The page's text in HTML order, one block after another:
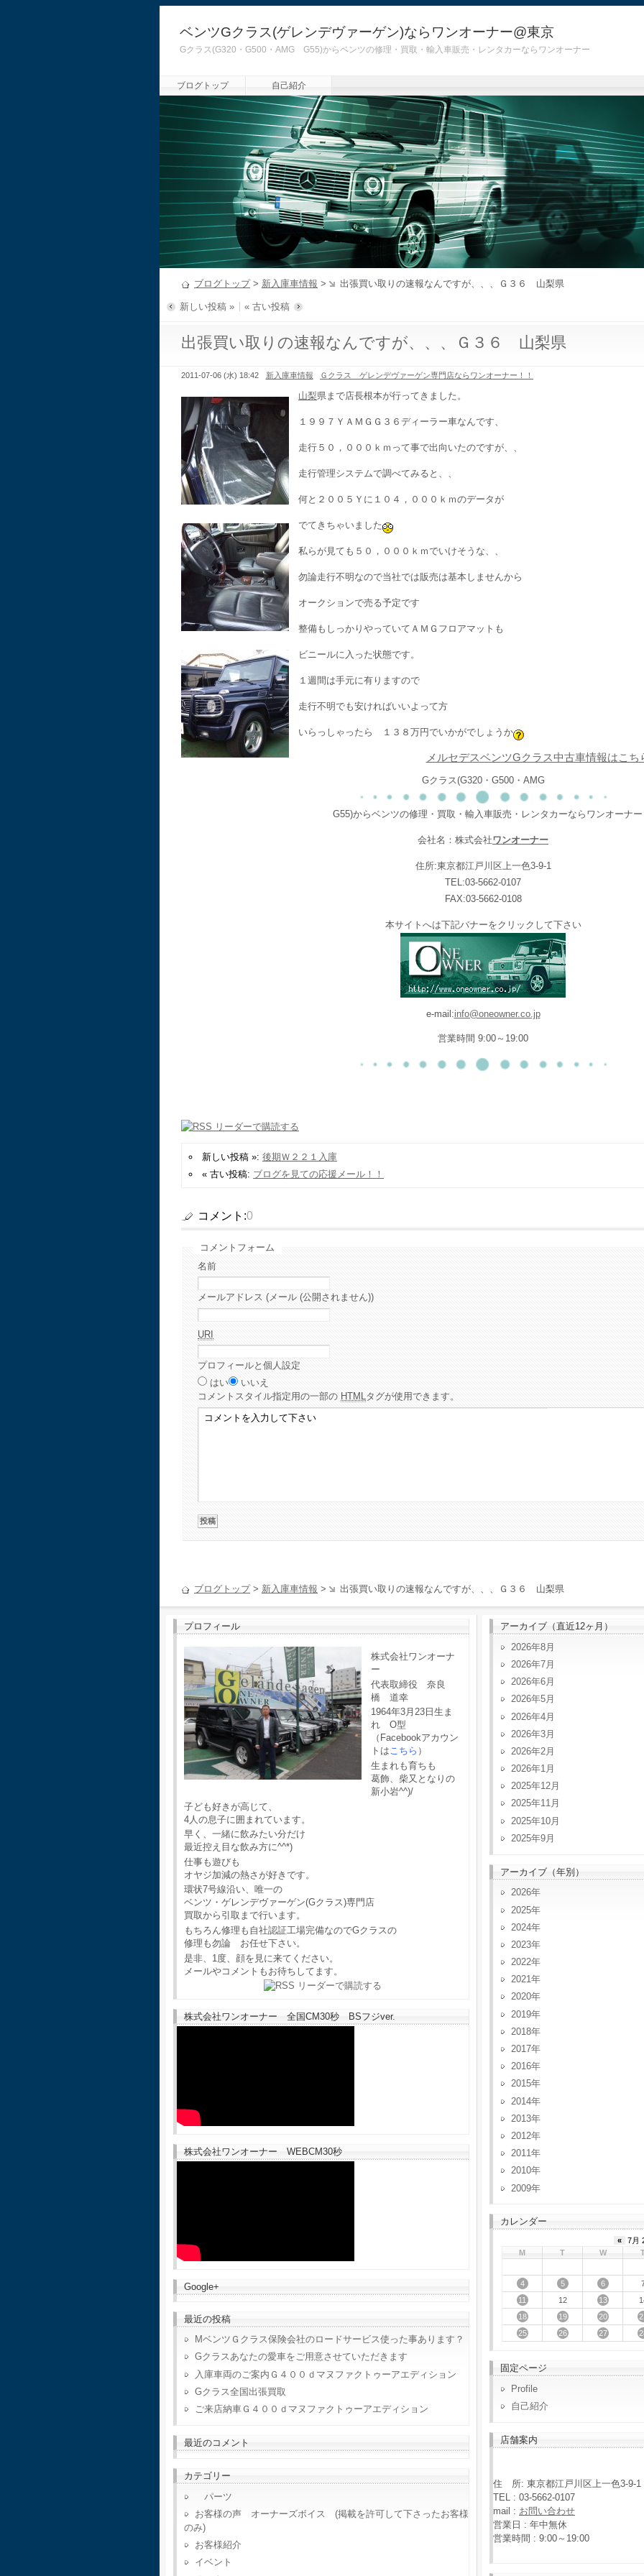
ベンツGクラス(ゲレンデヴァーゲン)ならワンオーナー@東京
Gクラス(G320・G500・AMG G55)からベンツの修理・買取・輸入車販売・レンタカーならワンオーナー
ブログトップ 自己紹介
ブログトップ> 新入庫車情報 > 出張買い取りの速報なんですが、、、Ｇ３６ 山梨県
新しい投稿 » « 古い投稿
出張買い取りの速報なんですが、、、Ｇ３６ 山梨県
2011-07-06 (水) 18:42 新入庫車情報 Ｇクラス ゲレンデヴァーゲン専門店ならワンオーナー！！
山梨県まで店長根本が行ってきました。
１９９７ＹＡＭＧＧ３６ディーラー車なんです、
走行５０，０００ｋｍって事で出向いたのですが、、
走行管理システムで調べてみると、、
何と２００５Ｙに１０４，０００ｋｍのデータが
でてきちゃいました
私らが見ても５０，０００ｋｍでいけそうな、、
勿論走行不明なので当社では販売は基本しませんから
オークションで売る予定です
整備もしっかりやっていてＡＭＧフロアマットも
ビニールに入った状態です。
１週間は手元に有りますので
走行不明でも安ければいいよって方
いらっしゃったら １３８万円でいかがでしょうか
メルセデスベンツGクラス中古車情報はこち
Gクラス(G320・G500・AMG
G55)からベンツの修理・買取・輸入車販売・レンタカーならワンオーナー
会社名：株式会社ワンオーナー
住所:東京都江戸川区上一色3-9-1
TEL:03-5662-0107
FAX:03-5662-0108
本サイトへは下記バナーをクリックして下さい
e-mail:info@oneowner.co.jp
営業時間 9:00～19:00
新しい投稿 »: 後期Ｗ２２１入庫
« 古い投稿: ブログを見ての応援メール！！
コメント:0
コメントフォーム
名前
メールアドレス (メール (公開されません))
URI
プロフィールと個人設定
はい
いいえ
コメント スタイル指定用の一部の HTMLタグが使用できます。
ブログトップ> 新入庫車情報 > 出張買い取りの速報なんですが、、、Ｇ３６ 山梨県
プロフィール
株式会社ワンオーナ
ー
代表取締役 奈良
橋 道幸
1964年3月23日生ま
れ O型
（Facebookアカウン
トはこちら ）
生まれも育ちも
葛飾、柴又となりの
新小岩^^)/
子ども好きが高じて、
4人の息子に囲まれています。
早く、一緒に飲みたい分だけ
最近控え目な飲み方に^^*)
仕事も遊びも
オヤジ加減の熱さが好きです。
環状7号線沿い、唯一の
ベンツ・ゲレンデヴァーゲン(Gクラス)専門店
買取から引取まで行います。
もちろん修理も自社認証工場完備なのでGクラスの
修理も勿論 お任せ下さい。
是非、1度、顔を見に来てください。
メールやコメントもお待ちしてます。
株式会社ワンオーナー 全国CM30秒 BSフジver.
株式会社ワンオーナー WEBCM30秒
Google+
最近の投稿
MベンツＧクラス保険会社のロードサービス使った事あります？
Gクラスあなたの愛車をご用意させていただきます
入庫車両のご案内Ｇ４００ｄマヌファクトゥーアエディション
Gクラス全国出張買取
ご来店納車Ｇ４００ｄマヌファクトゥーアエディション
最近のコメント
カテゴリー
パーツ
お客様の声 オーナーズボイス (掲載を許可して下さったお客様
のみ)
お客様紹介
イベント
アーカイブ（直近12ヶ月）
2026年8月
2026年7月
2026年6月
2026年5月
2026年4月
2026年3月
2026年2月
2026年1月
2025年12月
2025年11月
2025年10月
2025年9月
アーカイブ（年別）
2026
2025
2024
2023
2022
2021
2020
2019
2018
2017
2016
2015
2014
2013
2012
2011
2010
2009
カレンダー
«
7月
M
T W
4 5 6
11
12 13
18
19 20
25
26 27
固定ページ
Profile
自己紹介
店舗案内
住 所: 東京都江戸川区上一色3-9-1
TEL : 03-5662-0107
mail : お問い合わせ
営業日 : 年中無休
営業時間 : 9:00～19:00